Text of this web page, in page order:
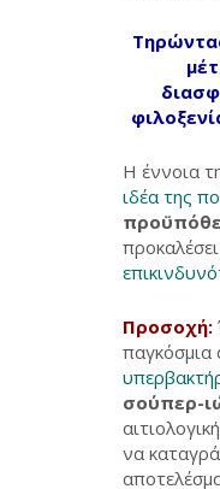
Η έννοια
ιδέα της
Προσοχή:
παγκόσμια
σούπερ-
να